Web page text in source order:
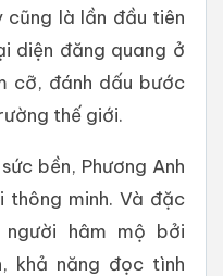
là lần đầu tiên
diện đăng quang ở
cỡ, đánh dấu bước
thế giới.
bền, Phương Anh
minh. Và đặc
hâm mộ bởi
khả năng đọc tình